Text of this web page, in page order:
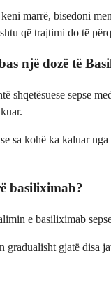
keni marrë, bisedoni
që trajtimi do të
një dozë të
shqetësuese sepse
sa kohë ka kaluar
basiliximab?
e basiliximab
gradualisht gjatë disa